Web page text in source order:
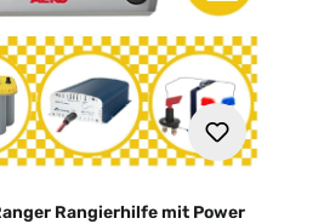
Rangierhilfe mit Power